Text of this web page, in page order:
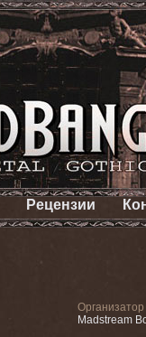
Рецензии
Организатор
Madstream